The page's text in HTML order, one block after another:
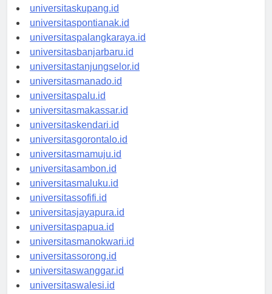
universitaskupang.id
universitaspontianak.id
universitaspalangkaraya.id
universitasbanjarbaru.id
universitastanjungselor.id
universitasmanado.id
universitaspalu.id
universitasmakassar.id
universitaskendari.id
universitasgorontalo.id
universitasmamuju.id
universitasambon.id
universitasmaluku.id
universitassofifi.id
universitasjayapura.id
universitaspapua.id
universitasmanokwari.id
universitassorong.id
universitaswanggar.id
universitaswalesi.id